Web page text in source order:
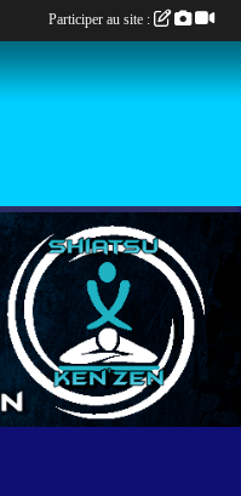
Participer au site :